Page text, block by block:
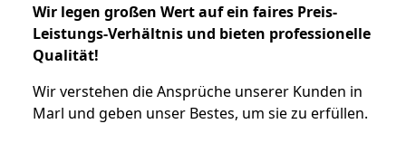
Wir legen großen Wert auf ein faires Preis-
Leistungs-Verhältnis und bieten professionelle
Qualität!
Wir verstehen die Ansprüche unserer Kunden in
Marl und geben unser Bestes, um sie zu erfüllen.